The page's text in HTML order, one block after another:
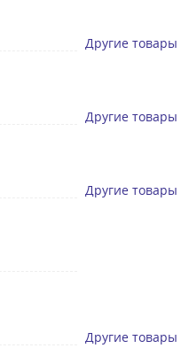
Другие товары
Другие товары
Другие товары
Другие товары